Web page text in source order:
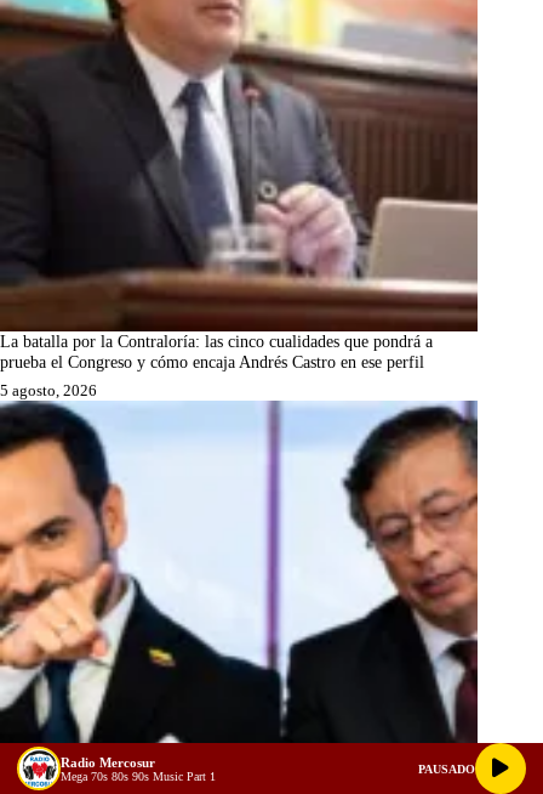
La batalla por la Contraloría: las cinco cualidades que pondrá a
prueba el Congreso y cómo encaja Andrés Castro en ese perfil
5 agosto, 2026
Radio Mercosur
Mega 70s 80s 90s Music Part 1
PAUSADO